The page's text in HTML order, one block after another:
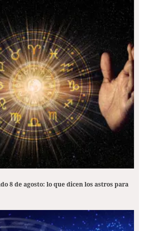
8 de agosto: lo que dicen los astros para